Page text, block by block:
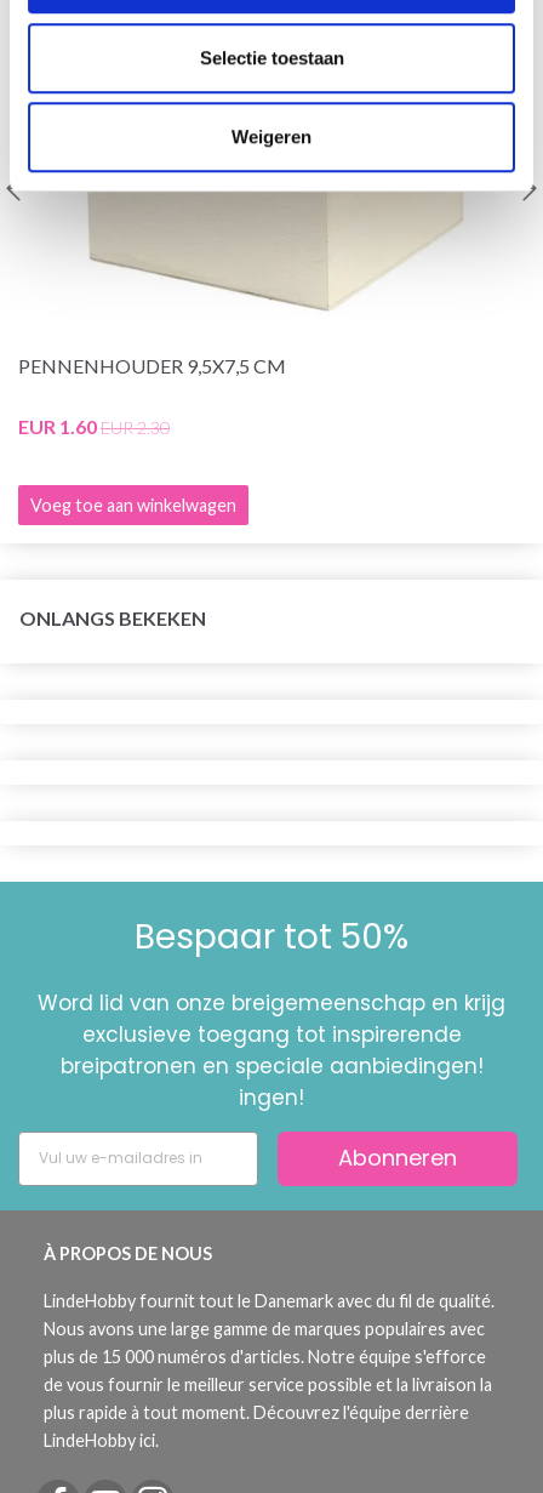
Selectie toestaan
Weigeren
PENNENHOUDER 9,5X7,5 CM
EUR 1.60EUR 2.30
Voeg toe aan winkelwagen
ONLANGS BEKEKEN
Bespaar tot 50%
Word lid van onze breigemeenschap en krijg
exclusieve toegang tot inspirerende
breipatronen en speciale aanbiedingen!
ingen!
Abonneren
À PROPOS DE NOUS
LindeHobby fournit tout le Danemark avec du fil de qualité.
Nous avons une large gamme de marques populaires avec
plus de 15 000 numéros d'articles. Notre équipe s'efforce
de vous fournir le meilleur service possible et la livraison la
plus rapide à tout moment. Découvrez l'équipe derrière
LindeHobby ici.